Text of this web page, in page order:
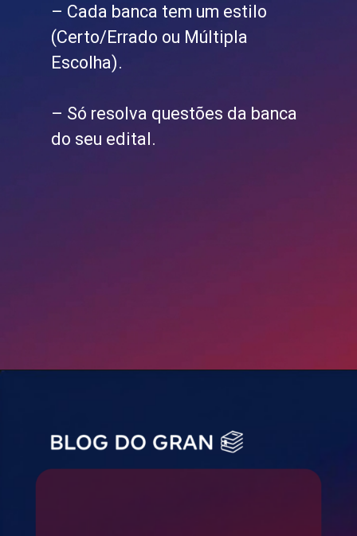
– Cada banca tem um estilo
(Certo/Errado ou Múltipla
Escolha).
– Só resolva questões da banca
do seu edital.